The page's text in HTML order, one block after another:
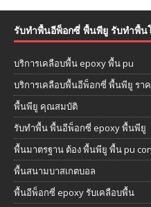
รับทำพื้นอีพ็อกซี่ พื้นพียู รับทำพื้น
บริการเคลือบพื้น epoxy พื้น pu
บริการเคลือบพื้นอีพ็อกซี่ พื้นพียู รา
พื้นพียู คุณสมบัติ
รับทำพื้น พื้นอีพ็อกซี่ epoxy พื้นพียู
พื้นมาตรฐาน ต้อง พื้นพียู พื้น pu
พื้นสนามบาสเกตบอล
พื้นอีพ็อกซี่ epoxy รับเคลือบพื้น